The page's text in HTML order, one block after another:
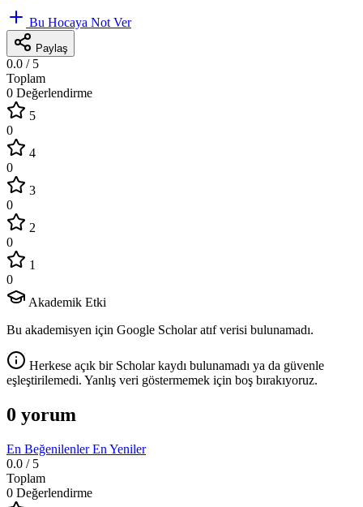
Bu Hocaya Not Ver
Paylaş
0.0 / 5
Toplam
0 Değerlendirme
5
0
4
0
3
0
2
0
1
0
Akademik Etki
Bu akademisyen için Google Scholar atıf verisi bulunamadı.
Herkese açık bir Scholar kaydı bulunamadı ya da güvenle
eşleştirilemedi. Yanlış veri göstermemek için boş bırakıyoruz.
0 yorum
En BeğenilenlerEn Yeniler
0.0 / 5
Toplam
0 Değerlendirme